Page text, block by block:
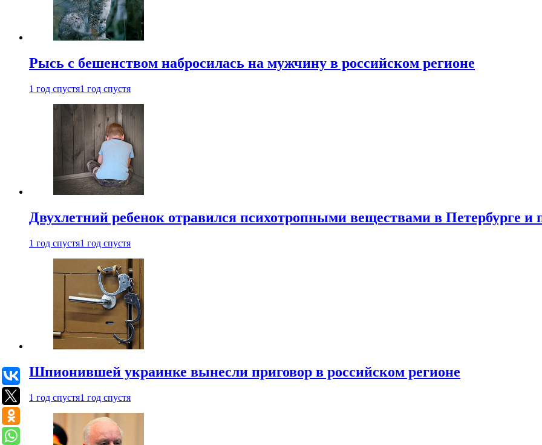
Рысь с бешенством набросилась на мужчину в российском регионе
1 год спустя1 год спустя
Двухлетний ребенок отравился психотропными веществами в Петербурге
1 год спустя1 год спустя
Шпионившей украинке вынесли приговор в российском регионе
1 год спустя1 год спустя